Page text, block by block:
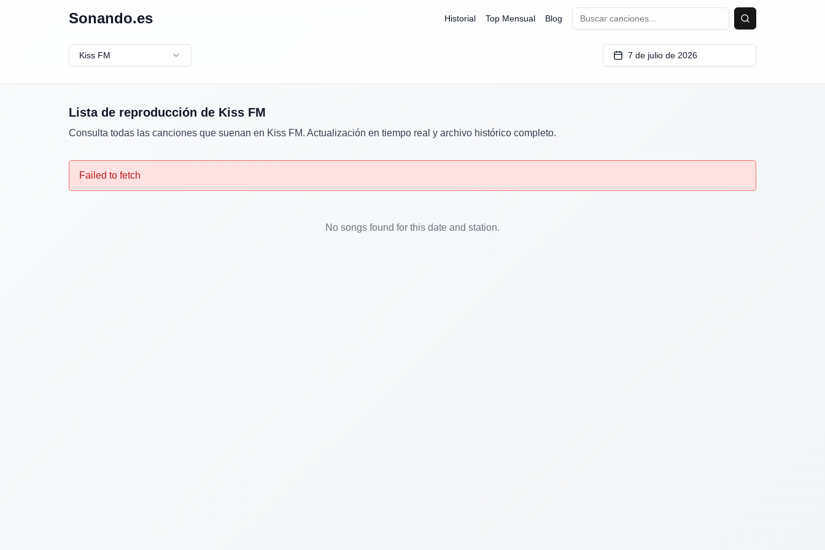
Sonando.es Historial Top Mensual Blog
Buscar
Kiss FM 7 de julio de 2026
Lista de reproducción de Kiss FM
Consulta todas las canciones que suenan en Kiss FM. Actualización en tiempo real y archivo histórico completo.
Failed to fetch
No songs found for this date and station.